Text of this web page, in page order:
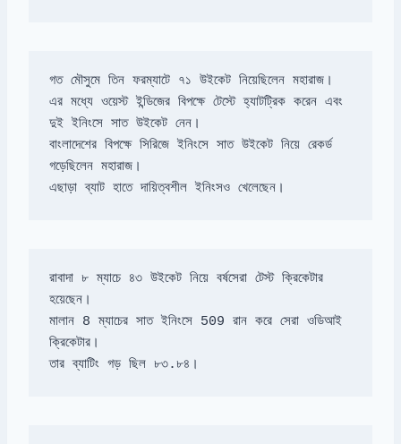
এর মধ্যে ওয়েস্ট ইন্ডিজের বিপক্ষে টেস্টে হ্যাটট্রিক করেন এবং
বাংলাদেশের বিপক্ষে সিরিজে ইনিংসে সাত উইকেট নিয়ে রেকর্ড
এছাড়া ব্যাট হাতে দায়িত্বশীল ইনিংসও খেলেছেন।
রাবাদা ৮ ম্যাচে ৪৩ উইকেট নিয়ে বর্ষসেরা টেস্ট ক্রিকেটার
মালান 8 ম্যাচের সাত ইনিংসে 509 রান করে সেরা ওডিআই
তার ব্যাটিং গড় ছিল ৮৩.৮৪।